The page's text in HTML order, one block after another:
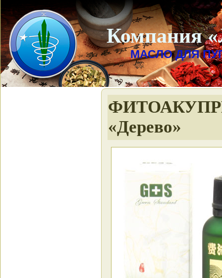
Компания
МАСЛО ДЛЯ
«Дерево»